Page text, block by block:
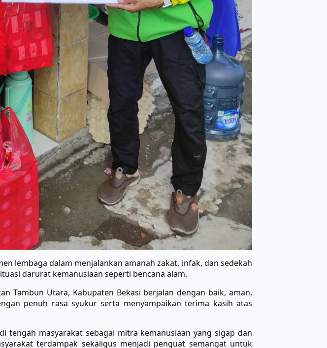
lembaga dalam menjalankan amanah zakat, infak, dan sedekah
darurat kemanusiaan seperti bencana alam.
Tambun Utara, Kabupaten Bekasi berjalan dengan baik, aman,
penuh rasa syukur serta menyampaikan terima kasih atas
tengah masyarakat sebagai mitra kemanusiaan yang sigap dan
terdampak sekaligus menjadi penguat semangat untuk